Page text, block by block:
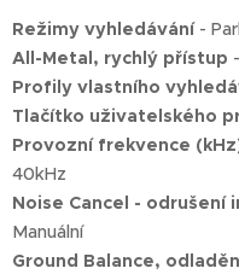
Režimy vyhledávání-
All-Metal, rychlý přístup
Profily vlastního
Tlačítko uživatelského
Provozní frekvence
40kHz
Noise Cancel - odrušení
Manuální
Ground Balance,